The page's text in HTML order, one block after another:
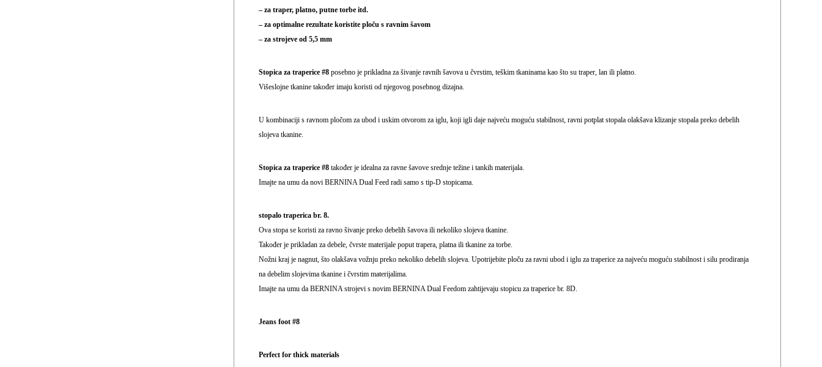
– za traper, platno, putne torbe itd.
– za optimalne rezultate koristite ploču s ravnim šavom
– za strojeve od 5,5 mm
Stopica za traperice #8posebno je prikladna za šivanje ravnih šavova u čvrstim, teškim tkaninama kao što su traper, lan ili platno.
Višeslojne tkanine također imaju koristi od njegovog posebnog dizajna.
U kombinaciji s ravnom pločom za ubod i uskim otvorom za iglu, koji igli daje najveću moguću stabilnost, ravni potplat stopala olakšava klizanje stopala preko debelih
slojeva tkanine.
Stopica za traperice #8također je idealna za ravne šavove srednje težine i tankih materijala.
Imajte na umu da novi BERNINA Dual Feed radi samo s tip-D stopicama.
stopalo traperica br. 8.
Ova stopa se koristi za ravno šivanje preko debelih šavova ili nekoliko slojeva tkanine.
Također je prikladan za debele, čvrste materijale poput trapera, platna ili tkanine za torbe.
Nožni kraj je nagnut, što olakšava vožnju preko nekoliko debelih slojeva. Upotrijebite ploču za ravni ubod i iglu za traperice za najveću moguću stabilnost i silu prodiranja
na debelim slojevima tkanine i čvrstim materijalima.
Imajte na umu da BERNINA strojevi s novim BERNINA Dual Feedom zahtijevaju stopicu za traperice br. 8D.
Jeans foot #8
Perfect for thick materials